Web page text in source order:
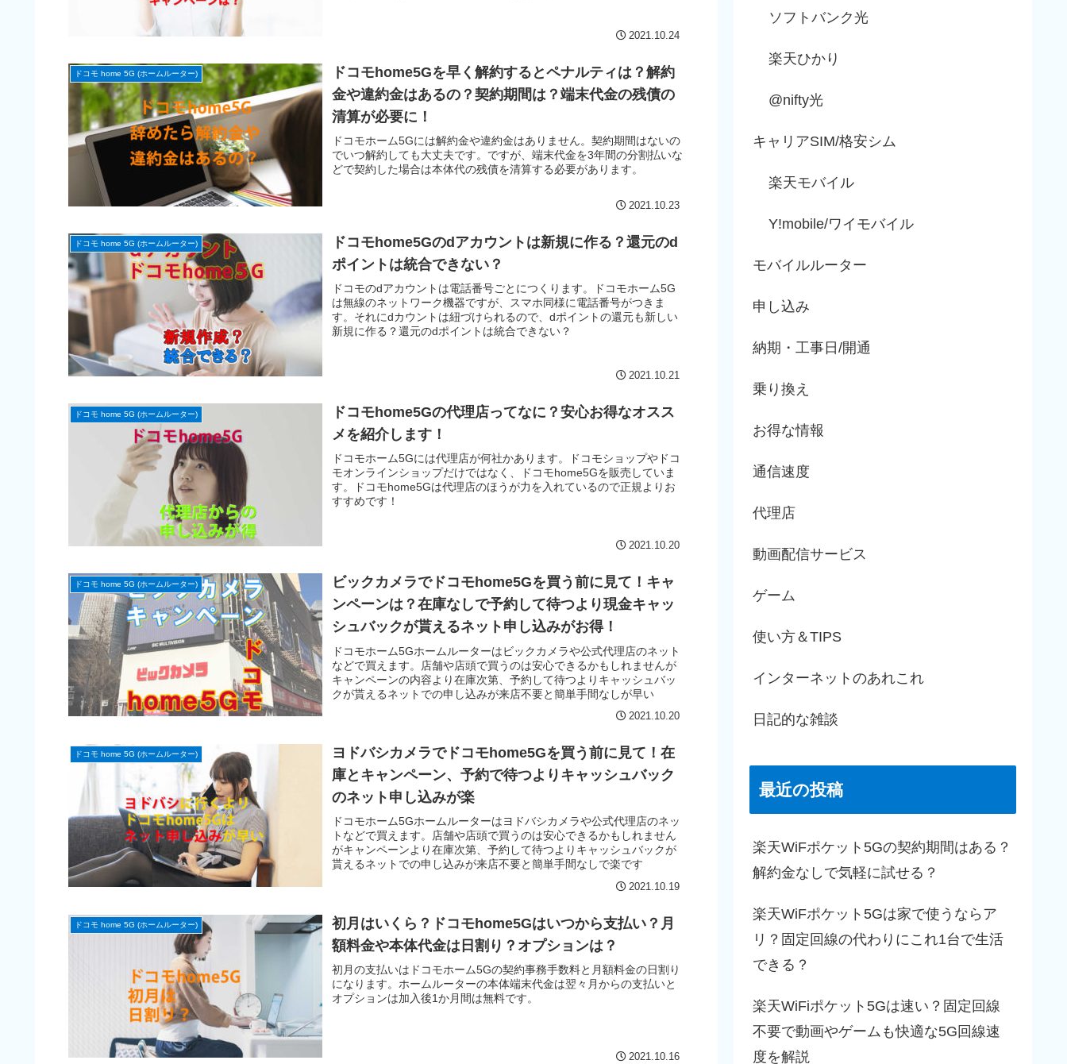
2021.10.24
ドコモ home 5G (ホームルーター)
ドコモhome5Gを早く解約するとペナルティは？解約
金や違約金はあるの？契約期間は？端末代金の残債の
清算が必要に！
ドコモホーム5Gには解約金や違約金はありません。契約期間はないの
でいつ解約しても大丈夫です。ですが、端末代金を3年間の分割払いな
どで契約した場合は本体代の残債を清算する必要があります。
2021.10.23
ドコモ home 5G (ホームルーター)
ドコモhome5Gのdアカウントは新規に作る？還元のd
ポイントは統合できない？
ドコモのdアカウントは電話番号ごとにつくります。ドコモホーム5G
は無線のネットワーク機器ですが、スマホ同様に電話番号がつきま
す。それにdカウントは紐づけられるので、dポイントの還元も新しい
新規に作る？還元のdポイントは統合できない？
2021.10.21
ドコモ home 5G (ホームルーター)
ドコモhome5Gの代理店ってなに？安心お得なオスス
メを紹介します！
ドコモホーム5Gには代理店が何社かあります。ドコモショップやドコ
モオンラインショップだけではなく、ドコモhome5Gを販売していま
す。ドコモhome5Gは代理店のほうが力を入れているので正規よりお
すすめです！
2021.10.20
ドコモ home 5G (ホームルーター)
ビックカメラでドコモhome5Gを買う前に見て！キャ
ンペーンは？在庫なしで予約して待つより現金キャッ
シュバックが貰えるネット申し込みがお得！
ドコモホーム5Gホームルーターはビックカメラや公式代理店のネット
などで買えます。店舗や店頭で買うのは安心できるかもしれませんが
キャンペーンの内容より在庫次第、予約して待つよりキャッシュバッ
クが貰えるネットでの申し込みが来店不要と簡単手間なしが早い
2021.10.20
ドコモ home 5G (ホームルーター)
ヨドバシカメラでドコモhome5Gを買う前に見て！在
庫とキャンペーン、予約で待つよりキャッシュバック
のネット申し込みが楽
ドコモホーム5Gホームルーターはヨドバシカメラや公式代理店のネッ
トなどで買えます。店舗や店頭で買うのは安心できるかもしれません
がキャンペーンより在庫次第、予約して待つよりキャッシュバックが
貰えるネットでの申し込みが来店不要と簡単手間なしで楽です
2021.10.19
ドコモ home 5G (ホームルーター)
初月はいくら？ドコモhome5Gはいつから支払い？月
額料金や本体代金は日割り？オプションは？
初月の支払いはドコモホーム5Gの契約事務手数料と月額料金の日割り
になります。ホームルーターの本体端末代金は翌々月からの支払いと
オプションは加入後1か月間は無料です。
2021.10.16
ソフトバンク光
楽天ひかり
@nifty光
キャリアSIM/格安シム
楽天モバイル
Y!mobile/ワイモバイル
モバイルルーター
申し込み
納期・工事日/開通
乗り換え
お得な情報
通信速度
代理店
動画配信サービス
ゲーム
使い方＆TIPS
インターネットのあれこれ
日記的な雑談
最近の投稿
楽天WiFポケット5Gの契約期間はある？
解約金なしで気軽に試せる？
楽天WiFポケット5Gは家で使うならア
リ？固定回線の代わりにこれ1台で生活
できる？
楽天WiFiポケット5Gは速い？固定回線
不要で動画やゲームも快適な5G回線速
度を解説